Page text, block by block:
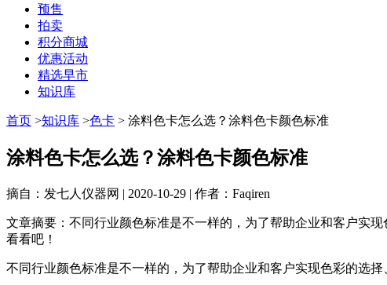
预售
拍卖
积分商城
优惠活动
精选早市
知识库
首页 >知识库 >色卡 > 涂料色卡怎么选？涂料色卡颜色标准
涂料色卡怎么选？涂料色卡颜色标准
摘自：发七人仪器网 | 2020-10-29 | 作者：Faqiren
文章摘要： 不同行业颜色标准是不一样的，为了帮助企业和客户实
看看吧！
不同行业颜色标准是不一样的，为了帮助企业和客户实现色彩的选